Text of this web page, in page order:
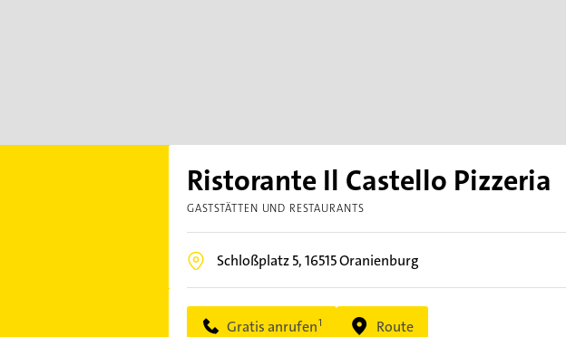
Ristorante Il Castello Pizzeria
GASTSTÄTTEN UND RESTAURANTS
Schloßplatz 5,16515Oranienburg
Gratis anrufen Route